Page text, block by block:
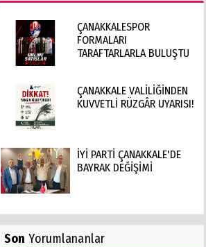
ÇANAKKALESPOR
FORMALARI
TARAFTARLARLA BULUŞTU
ÇANAKKALE VALİLİĞİNDEN
KUVVETLİ RÜZGÂR UYARISI!
İYİ PARTİ ÇANAKKALE'DE
BAYRAK DEĞİŞİMİ
Son Yorumlananlar